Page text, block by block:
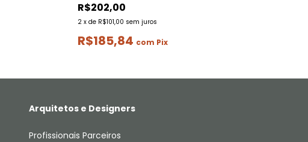
R$202,00
2 x de R$101,00 sem juros
R$185,84 com Pix
Arquitetos e Designers
Profissionais Parceiros